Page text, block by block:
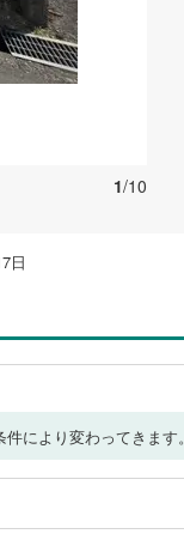
1/10
日
件により変わってきま